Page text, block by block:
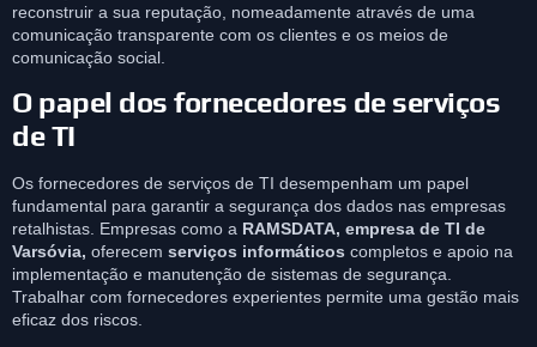
reconstruir a sua reputação, nomeadamente através de uma
comunicação transparente com os clientes e os meios de
comunicação social.
O papel dos fornecedores de serviços
de TI
Os fornecedores de serviços de TI desempenham um papel
fundamental para garantir a segurança dos dados nas empresas
retalhistas. Empresas como a RAMSDATA, empresa de TI de
Varsóvia, oferecem serviços informáticos completos e apoio na
implementação e manutenção de sistemas de segurança.
Trabalhar com fornecedores experientes permite uma gestão mais
eficaz dos riscos.